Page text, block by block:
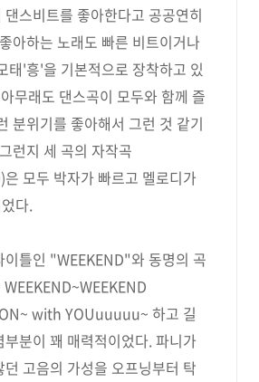
스비트를 좋아한다고 공공연히
아하는 노래도 빠른 비트이거나
태'흥'을 기본적으로 장착하고 있
무래도 댄스곡이 모두와 함께 즐
분위기를 좋아해서 그런 것 같기
런지 세 곡의 자작곡
은 모두 박자가 빠르고 멜로디가
다.
이틀인 "WEEKEND"와 동명의 곡
with YOUuuuuu~ 하고 길
부분이 꽤 매력적이었다. 파니가
고음의 가성을 오프닝부터 탁